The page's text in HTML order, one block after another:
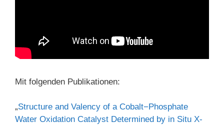
Mit folgenden Publikationen:
„Structure and Valency of a Cobalt−Phosphate
Water Oxidation Catalyst Determined by in Situ X-